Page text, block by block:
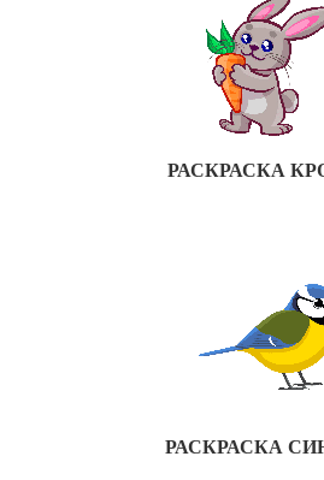
РАСКРАСКА
РАСКРАСКА